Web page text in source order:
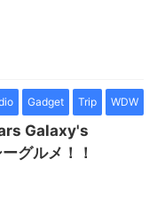
Gadget Trip WDW
Galaxy's
グルメ！！